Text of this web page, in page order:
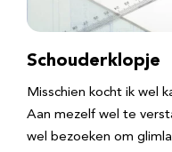
Schouderklopje
Misschien kocht ik wel
Aan mezelf wel te
wel bezoeken om